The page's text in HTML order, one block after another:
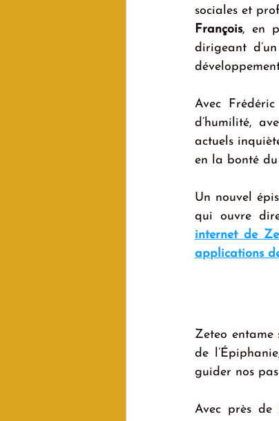
sociales et
François, en
dirigeant
Avec
d’humilité,
actuels
en la bonté du
Un nouvel
qui ouvre
internet de
applications
Zeteo entame
de
guider nos
Avec près